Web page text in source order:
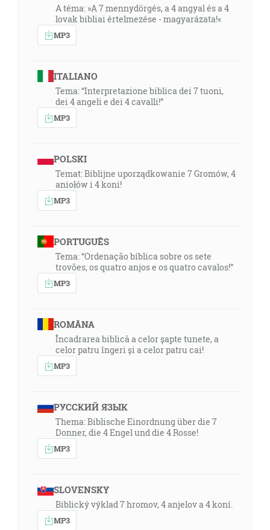
A téma: »A 7 mennydörgés, a 4 angyal és a 4
lovak bibliai értelmezése - magyarázata!«
MP3
ITALIANO
Tema: “Interpretazione biblica dei 7 tuoni,
dei 4 angeli e dei 4 cavalli!”
MP3
POLSKI
Temat: Biblijne uporządkowanie 7 Gromów, 4
aniołów i 4 koni!
MP3
PORTUGUÊS
Tema: “Ordenação bíblica sobre os sete
trovões, os quatro anjos e os quatro cavalos!”
MP3
ROMÂNA
Încadrarea biblică a celor șapte tunete, a
celor patru îngeri și a celor patru cai!
MP3
РУССКИЙ ЯЗЫК
Thema: Biblische Einordnung über die 7
Donner, die 4 Engel und die 4 Rosse!
MP3
SLOVENSKY
Biblický výklad 7 hromov, 4 anjelov a 4 koní.
MP3